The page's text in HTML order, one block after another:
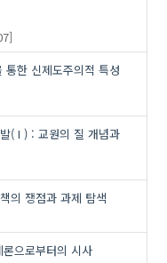
통한 신제도주의적 특성
( I ) : 교원의 질 개념과
의 쟁점과 과제 탐색
으로부터의 시사